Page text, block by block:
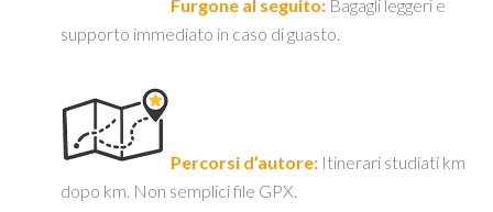
Furgone al seguito: Bagagli leggeri e
supporto immediato in caso di guasto.
Percorsi d’autore: Itinerari studiati km
dopo km. Non semplici file GPX.